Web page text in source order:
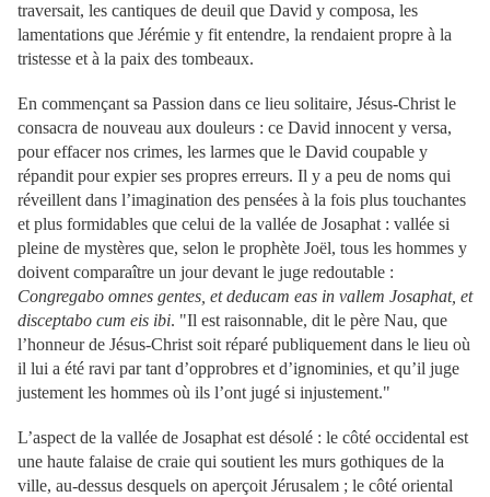
traversait, les cantiques de deuil que David y composa, les
lamentations que Jérémie y fit entendre, la rendaient propre à la
tristesse et à la paix des tombeaux.
En commençant sa Passion dans ce lieu solitaire, Jésus-Christ le
consacra de nouveau aux douleurs : ce David innocent y versa,
pour effacer nos crimes, les larmes que le David coupable y
répandit pour expier ses propres erreurs. Il y a peu de noms qui
réveillent dans l’imagination des pensées à la fois plus touchantes
et plus formidables que celui de la vallée de Josaphat : vallée si
pleine de mystères que, selon le prophète Joël, tous les hommes y
doivent comparaître un jour devant le juge redoutable :
Congregabo omnes gentes, et deducam eas in vallem Josaphat, et
disceptabo cum eis ibi. "Il est raisonnable, dit le père Nau, que
l’honneur de Jésus-Christ soit réparé publiquement dans le lieu où
il lui a été ravi par tant d’opprobres et d’ignominies, et qu’il juge
justement les hommes où ils l’ont jugé si injustement."
L’aspect de la vallée de Josaphat est désolé : le côté occidental est
une haute falaise de craie qui soutient les murs gothiques de la
ville, au-dessus desquels on aperçoit Jérusalem ; le côté oriental